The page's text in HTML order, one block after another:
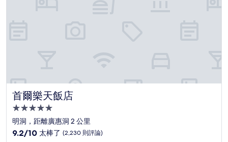
首爾樂天飯店
首爾樂天飯店
5.0
星
級
明洞，距離廣惠洞 2 公里
9.2
9.2/10 太棒了 (2,230 則評論)